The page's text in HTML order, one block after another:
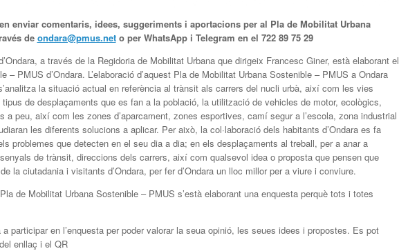
enviar comentaris, idees, suggeriments i aportacions per al Pla de Mobilitat Urbana
de ondara@pmus.neto per WhatsApp i Telegram en el 722 89 75 29
a través de la Regidoria de Mobilitat Urbana que dirigeix Francesc Giner, està elaborant el
– PMUS d’Ondara. L’elaboració d’aquest Pla de Mobilitat Urbana Sostenible – PMUS a Ondara
la situació actual en referència al trànsit als carrers del nucli urbà, així com les vies
de desplaçaments que es fan a la població, la utilització de vehicles de motor, ecològics,
a peu, així com les zones d’aparcament, zones esportives, camí segur a l’escola, zona industrial
les diferents solucions a aplicar. Per això, la col·laboració dels habitants d’Ondara es fa
problemes que detecten en el seu dia a dia; en els desplaçaments al treball, per a anar a
de trànsit, direccions dels carrers, així com qualsevol idea o proposta que pensen que
la ciutadania i visitants d’Ondara, per fer d’Ondara un lloc millor per a viure i conviure.
de Mobilitat Urbana Sostenible – PMUS s’està elaborant una enquesta perquè tots i totes
a participar en l’enquesta per poder valorar la seua opinió, les seues idees i propostes. Es pot
enllaç i el QR